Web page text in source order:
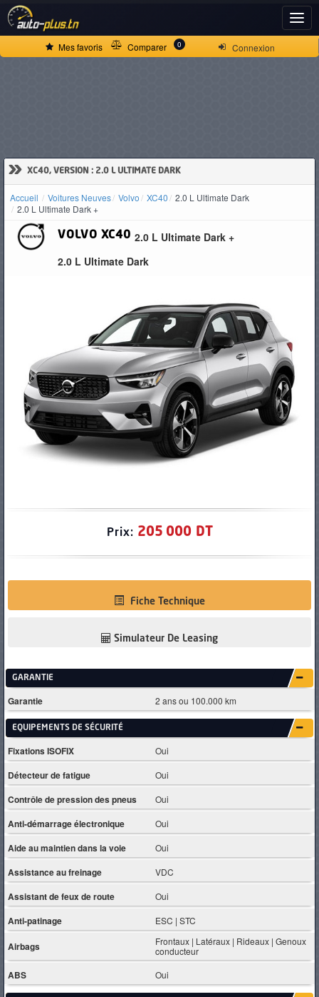
Connexion
Mes favoris Comparer 0
» XC40, VERSION : 2.0 L ULTIMATE DARK
Accueil Voitures Neuves Volvo XC40
2.0 L Ultimate Dark
2.0 L Ultimate Dark +
VOLVO XC40 2.0 L Ultimate Dark +
2.0 L Ultimate Dark
Prix: 205 000 DT
Fiche Technique
Simulateur De Leasing
GARANTIE
Garantie 2 ans ou 100.000 km
EQUIPEMENTS DE SÉCURITÉ
Fixations ISOFIX Oui
Détecteur de fatigue Oui
Contrôle de pression des pneus Oui
Anti-démarrage électronique Oui
Aide au maintien dans la voie Oui
Assistance au freinage VDC
Assistant de feux de route Oui
Anti-patinage ESC | STC
Airbags
Frontaux | Latéraux | Rideaux | Genoux
conducteur
ABS Oui
ACCUEIL
VOITURES
D'OCCASION